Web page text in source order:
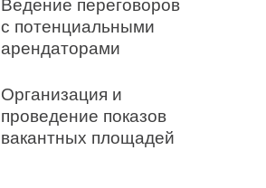
Ведение переговоров
с потенциальными
арендаторами
Организация и
проведение показов
вакантных площадей